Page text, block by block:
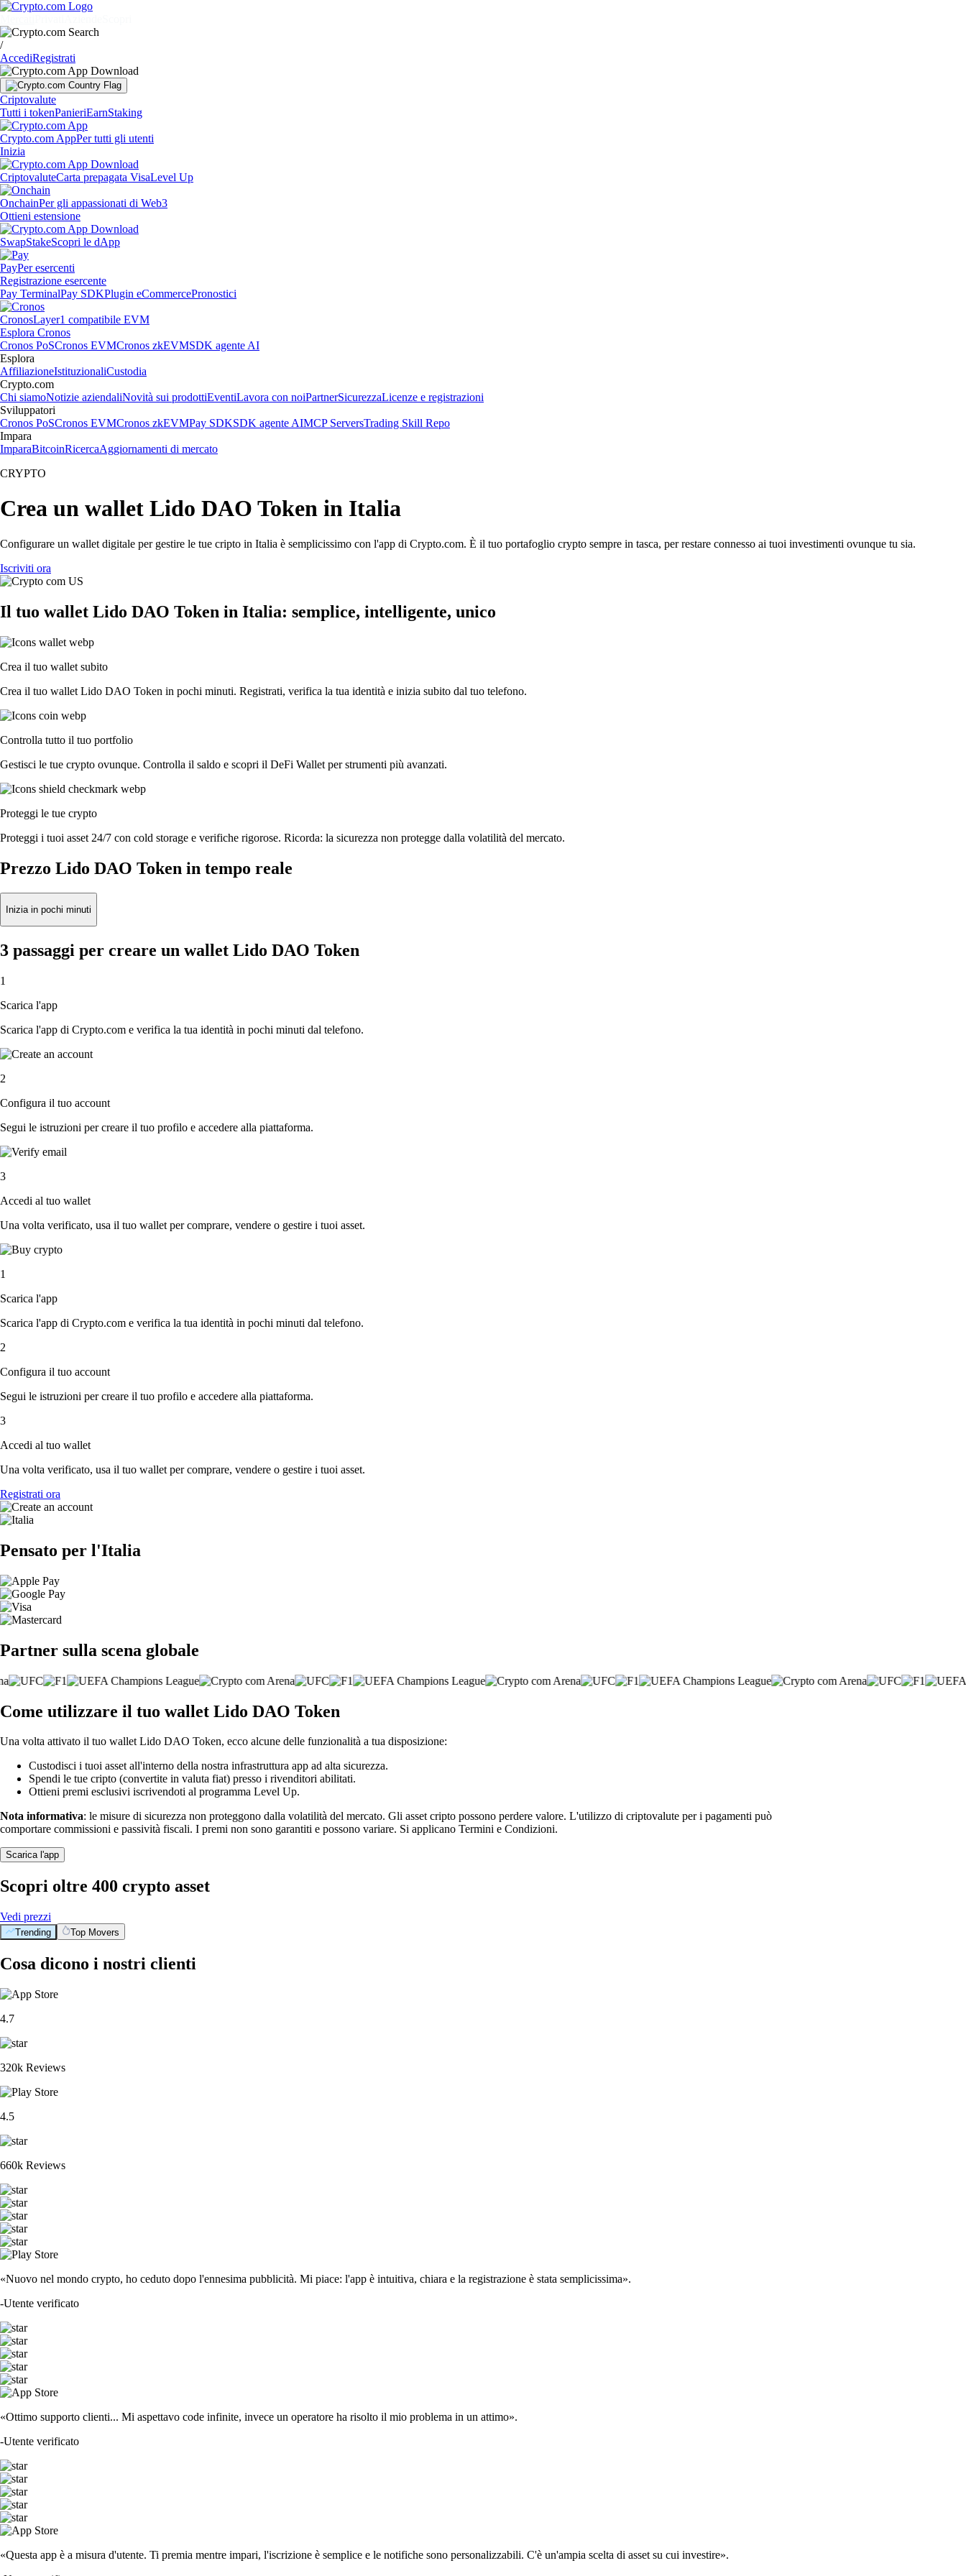
/
AccediRegistrati
Criptovalute
Tutti i tokenPanieriEarnStaking
Crypto.com AppPer tutti gli utenti
Inizia
CriptovaluteCarta prepagata VisaLevel Up
OnchainPer gli appassionati di Web3
Ottieni estensione
SwapStakeScopri le dApp
PayPer esercenti
Registrazione esercente
Pay TerminalPay SDKPlugin eCommercePronostici
CronosLayer1 compatibile EVM
Esplora Cronos
Cronos PoSCronos EVMCronos zkEVMSDK agente AI
Esplora
AffiliazioneIstituzionaliCustodia
Crypto.com
Chi siamoNotizie aziendaliNovità sui prodottiEventiLavora con noiPartnerSicurezzaLicenze e registrazioni
Sviluppatori
Cronos PoSCronos EVMCronos zkEVMPay SDKSDK agente AIMCP ServersTrading Skill Repo
Impara
ImparaBitcoinRicercaAggiornamenti di mercato
CRYPTO
Crea un wallet Lido DAO Token in Italia
Configurare un wallet digitale per gestire le tue cripto in Italia è semplicissimo con l'app di Crypto.com. È il tuo portafoglio crypto sempre in tasca, per restare connesso ai tuoi investimenti ovunque tu sia.
Iscriviti ora
Il tuo wallet Lido DAO Token in Italia: semplice, intelligente, unico
Crea il tuo wallet subito
Crea il tuo wallet Lido DAO Token in pochi minuti. Registrati, verifica la tua identità e inizia subito dal tuo telefono.
Controlla tutto il tuo portfolio
Gestisci le tue crypto ovunque. Controlla il saldo e scopri il DeFi Wallet per strumenti più avanzati.
Proteggi le tue crypto
Proteggi i tuoi asset 24/7 con cold storage e verifiche rigorose. Ricorda: la sicurezza non protegge dalla volatilità del mercato.
Prezzo Lido DAO Token in tempo reale
Inizia in pochi minuti
3 passaggi per creare un wallet Lido DAO Token
1
Scarica l'app
Scarica l'app di Crypto.com e verifica la tua identità in pochi minuti dal telefono.
2
Configura il tuo account
Segui le istruzioni per creare il tuo profilo e accedere alla piattaforma.
3
Accedi al tuo wallet
Una volta verificato, usa il tuo wallet per comprare, vendere o gestire i tuoi asset.
1
Scarica l'app
Scarica l'app di Crypto.com e verifica la tua identità in pochi minuti dal telefono.
2
Configura il tuo account
Segui le istruzioni per creare il tuo profilo e accedere alla piattaforma.
3
Accedi al tuo wallet
Una volta verificato, usa il tuo wallet per comprare, vendere o gestire i tuoi asset.
Registrati ora
Pensato per l'Italia
Partner sulla scena globale
Come utilizzare il tuo wallet Lido DAO Token
Una volta attivato il tuo wallet Lido DAO Token, ecco alcune delle funzionalità a tua disposizione:
Custodisci i tuoi asset all'interno della nostra infrastruttura app ad alta sicurezza.
Spendi le tue cripto (convertite in valuta fiat) presso i rivenditori abilitati.
Ottieni premi esclusivi iscrivendoti al programma Level Up.
Nota informativa: le misure di sicurezza non proteggono dalla volatilità del mercato. Gli asset cripto possono perdere valore. L'utilizzo di criptovalute per i pagamenti può
comportare commissioni e passività fiscali. I premi non sono garantiti e possono variare. Si applicano Termini e Condizioni.
Scarica l'app
Scopri oltre 400 crypto asset
Vedi prezzi
Trending Top Movers
Cosa dicono i nostri clienti
4.7
320k Reviews
4.5
660k Reviews
«Nuovo nel mondo crypto, ho ceduto dopo l'ennesima pubblicità. Mi piace: l'app è intuitiva, chiara e la registrazione è stata semplicissima».
-Utente verificato
«Ottimo supporto clienti... Mi aspettavo code infinite, invece un operatore ha risolto il mio problema in un attimo».
-Utente verificato
«Questa app è a misura d'utente. Ti premia mentre impari, l'iscrizione è semplice e le notifiche sono personalizzabili. C'è un'ampia scelta di asset su cui investire».